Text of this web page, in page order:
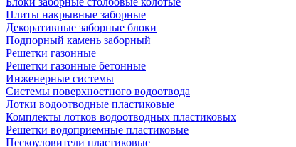
Плиты накрывные заборные
Декоративные заборные блоки
Подпорный камень заборный
Решетки газонные
Решетки газонные бетонные
Инженерные системы
Системы поверхностного водоотвода
Лотки водоотводные пластиковые
Комплекты лотков водоотводных пластиковых
Решетки водоприемные пластиковые
Пескоуловители пластиковые